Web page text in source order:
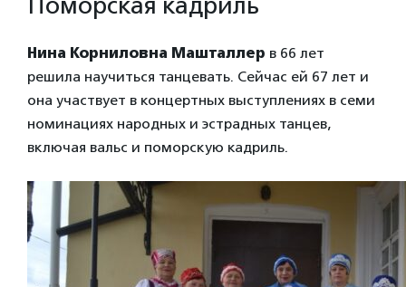
Нина Корниловна Машталлер в 66 лет
решила научиться танцевать. Сейчас ей 67 лет и
она участвует в концертных выступлениях в семи
номинациях народных и эстрадных танцев,
включая вальс и поморскую кадриль.